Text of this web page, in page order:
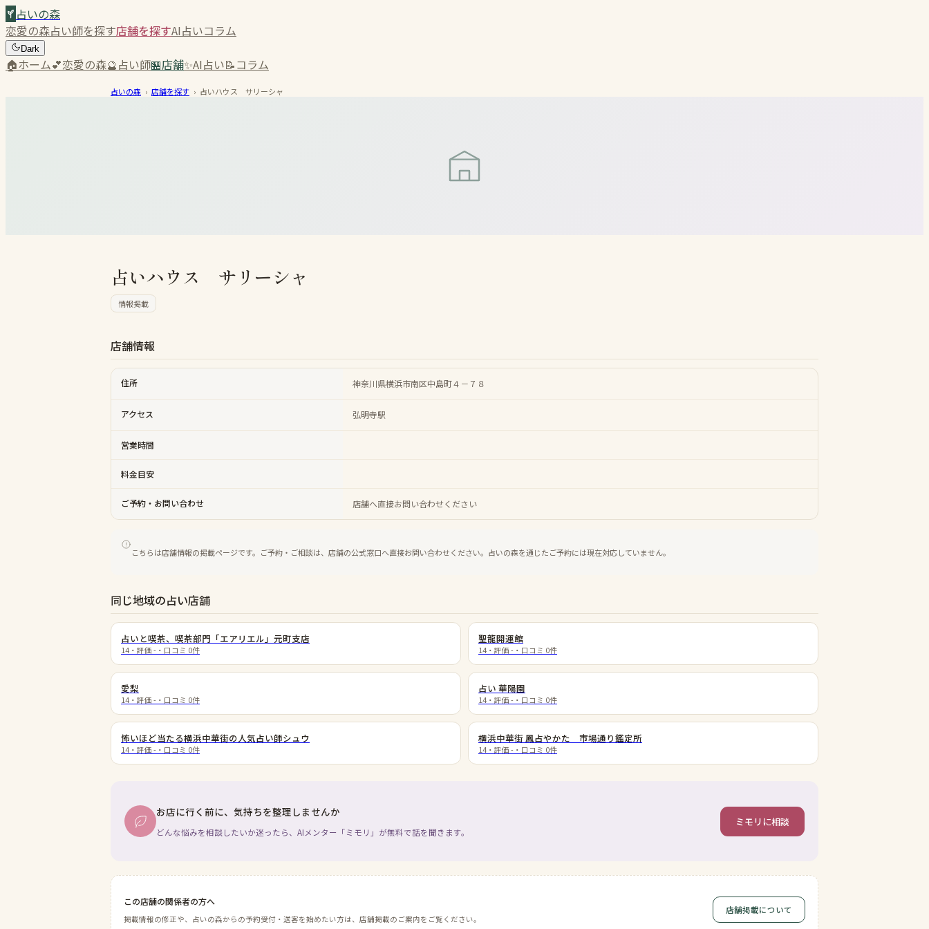
占いの森
恋愛の森占い師を探す店舗を探すAI占いコラム
Dark
🏠ホーム💕恋愛の森🔮占い師🏪店舗✨AI占い📝コラム
占いの森 › 店舗を探す › 占いハウス サリーシャ
占いハウス サリーシャ
情報掲載
店舗情報
住所 神奈川県横浜市南区中島町４－７８
アクセス 弘明寺駅
営業時間
料金目安
ご予約・お問い合わせ 店舗へ直接お問い合わせください
こちらは店舗情報の掲載ページです。ご予約・ご相談は、店舗の公式窓口へ直接お問い合わせください。占いの森を通じたご予約には現在対応していません。
同じ地域の占い店舗
占いと喫茶、喫茶部門「エアリエル」元町支店
14 ・評価 - ・口コミ 0件
聖龍開運館
14 ・評価 - ・口コミ 0件
愛梨
14 ・評価 - ・口コミ 0件
占い 華陽園
14 ・評価 - ・口コミ 0件
怖いほど当たる横浜中華街の人気占い師シュウ
14 ・評価 - ・口コミ 0件
横浜中華街 鳳占やかた 市場通り鑑定所
14 ・評価 - ・口コミ 0件
お店に行く前に、気持ちを整理しませんか
どんな悩みを相談したいか迷ったら、AIメンター「ミモリ」が無料で話を聞きます。
ミモリに相談
この店舗の関係者の方へ
掲載情報の修正や、占いの森からの予約受付・送客を始めたい方は、店舗掲載のご案内をご覧ください。
店舗掲載について